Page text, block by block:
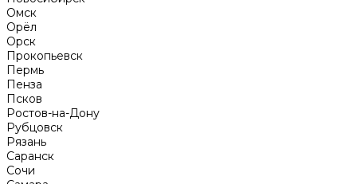
Омск
Орёл
Орск
Прокопьевск
Пермь
Пенза
Псков
Ростов-на-Дону
Рубцовск
Рязань
Саранск
Сочи